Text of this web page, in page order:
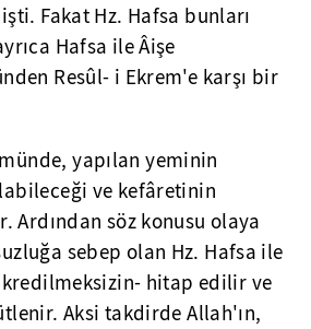
Fakat Hz. Hafsa bunları
Hafsa ile Âişe
Resûl- i Ekrem'e karşı bir
yapılan yeminin
ve kefâretinin
Ardından söz konusu olaya
sebep olan Hz. Hafsa ile
hitap edilir ve
Aksi takdirde Allah'ın,